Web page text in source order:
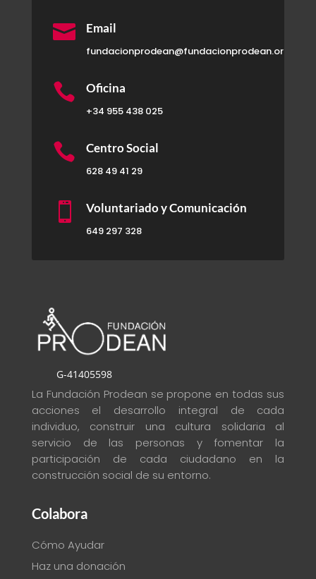
 Email
fundacionprodean@fundacionprodean.org
 Oficina
+34 955 438 025
 Centro Social
628 49 41 29
 Voluntariado y Comunicación
649 297 328
G-41405598
La Fundación Prodean se propone en todas sus
acciones el desarrollo integral de cada
individuo, construir una cultura solidaria al
servicio de las personas y fomentar la
participación de cada ciudadano en la
construcción social de su entorno.
Colabora
Cómo Ayudar
Haz una donación